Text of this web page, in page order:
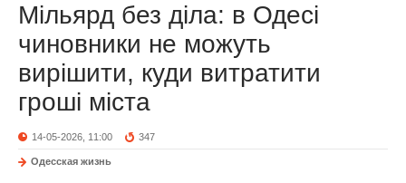
Мільярд без діла: в Одесі
чиновники не можуть
вирішити, куди витратити
гроші міста
14-05-2026, 11:00 347
Одесская жизнь